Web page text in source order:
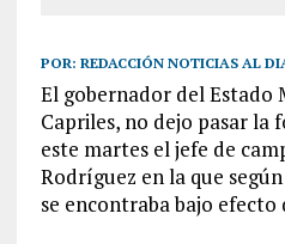
POR: REDACCIÓN NOTICIAS AL
El gobernador del Estado
Capriles, no dejo pasar
este martes el jefe de
Rodríguez en la que
se encontraba bajo efecto